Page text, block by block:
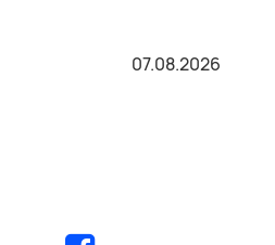
07.08.2026